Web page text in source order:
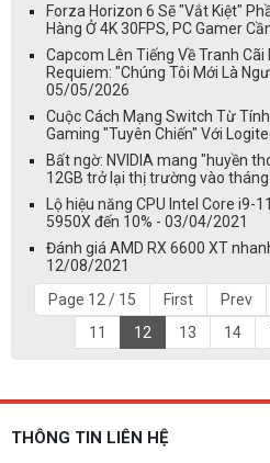
Forza Horizon 6 Sẽ "Vắt Kiệt"
Hàng Ở 4K 30FPS, PC Gamer
Capcom Lên Tiếng Về Tranh Cãi
Requiem: "Chúng Tôi Mới Là
05/05/2026
Cuộc Cách Mạng Switch Từ
Gaming "Tuyên Chiến" Với
Bất ngờ: NVIDIA mang "huyền
12GB trở lại thị trường vào
Lộ hiệu năng CPU Intel Core
5950X đến 10% - 03/04/2021
Đánh giá AMD RX 6600 XT
12/08/2021
Page 12 / 15
First Prev
11
12 13 14
THÔNG TIN LIÊN HỆ